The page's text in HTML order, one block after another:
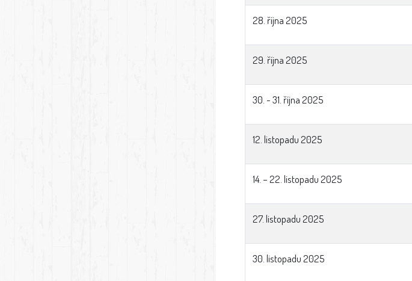
28. října 2025
29. října 2025
30. - 31. října 2025
12. listopadu 2025
14. – 22. listopadu 2025
27. listopadu 2025
30. listopadu 2025